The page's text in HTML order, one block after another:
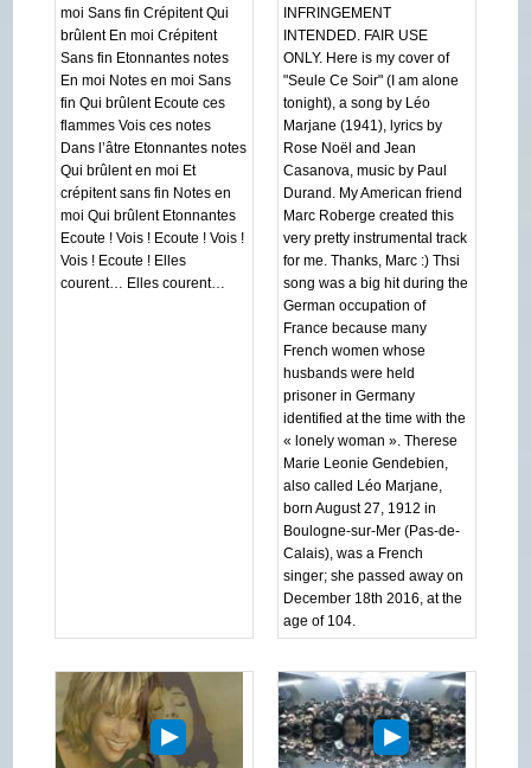
moi Sans fin Crépitent Qui
brûlent En moi Crépitent
Sans fin Etonnantes notes
En moi Notes en moi Sans
fin Qui brûlent Ecoute ces
flammes Vois ces notes
Dans l’âtre Etonnantes notes
Qui brûlent en moi Et
crépitent sans fin Notes en
moi Qui brûlent Etonnantes
Ecoute ! Vois ! Ecoute ! Vois !
Vois ! Ecoute ! Elles
courent… Elles courent…
INFRINGEMENT
INTENDED. FAIR USE
ONLY. Here is my cover of
"Seule Ce Soir" (I am alone
tonight), a song by Léo
Marjane (1941), lyrics by
Rose Noël and Jean
Casanova, music by Paul
Durand. My American friend
Marc Roberge created this
very pretty instrumental track
for me. Thanks, Marc :) Thsi
song was a big hit during the
German occupation of
France because many
French women whose
husbands were held
prisoner in Germany
identified at the time with the
« lonely woman ». Therese
Marie Leonie Gendebien,
also called Léo Marjane,
born August 27, 1912 in
Boulogne-sur-Mer (Pas-de-
Calais), was a French
singer; she passed away on
December 18th 2016, at the
age of 104.